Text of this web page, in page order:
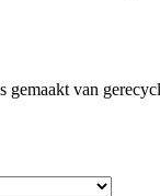
gemaakt van